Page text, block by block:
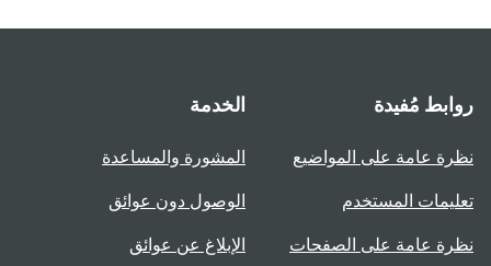
روابط مُفيدة
نظرة عامة على المواضيع
تعليمات المستخدم
نظرة عامة على الصفحات
الخدمة
المشورة والمساعدة
الوصول دون عوائق
الإبلاغ عن عوائق